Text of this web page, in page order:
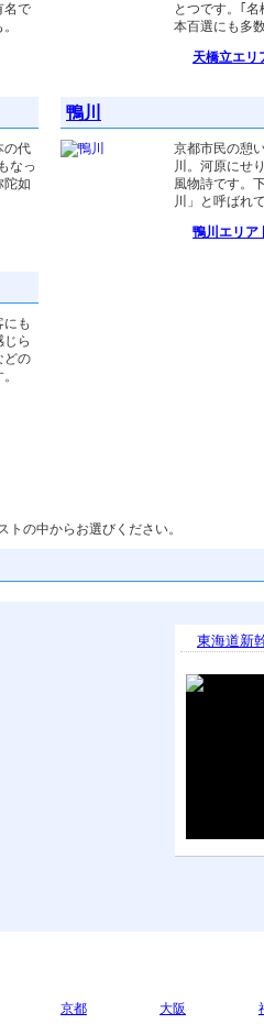
名で
の代
なっ
陀如
にも
ら
どの
とつです。｢名
本百選にも多
天橋立エリ
鴨川
京都市民の憩
川。河原にせ
風物詩です。
川」と呼ばれ
鴨川エリア
の中からお選びください。
東海道新
京都 大阪